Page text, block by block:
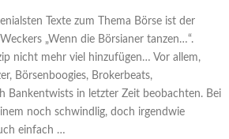
Texte zum Thema Börse ist der
„Wenn die Börsianer tanzen…“.
nicht mehr viel hinzufügen… Vor allem,
Börsenboogies, Brokerbeats,
Bankentwists in letzter Zeit beobachten. Bei
noch schwindlig, doch irgendwie
einfach …